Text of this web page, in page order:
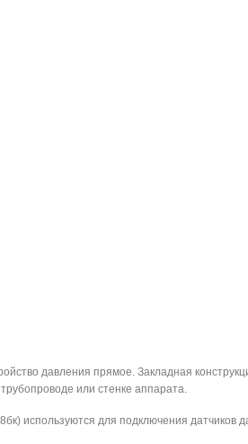
давления прямое. Закладная
или стенке аппарата.
используются для подключения датчиков